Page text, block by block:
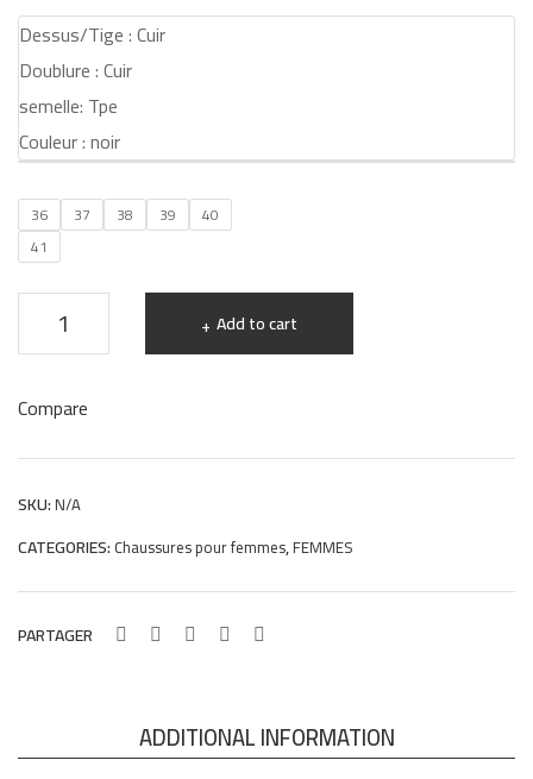
en
Mus
cuir
Dessus/Tige : Cuir
Doublure : Cuir
semelle: Tpe
Couleur : noir
36 37 38 39
40
41
Mocassins
college
Daim
beige
femmes
quantity
Add to cart
Compare
SKU: N/A
CATEGORIES: Chaussures pour femmes,FEMMES
PARTAGER
ADDITIONAL INFORMATION